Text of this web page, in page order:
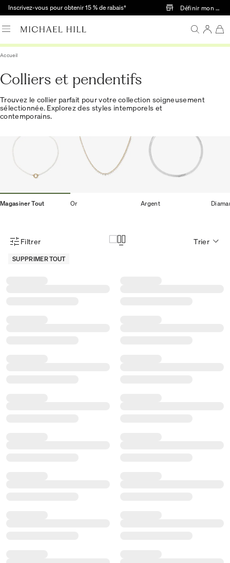
Passer au contenu principal
Inscrivez-vous pour obtenir 15 % de rabais† Définir mon
Accueil
Colliers et pendentifs
Trouvez le collier parfait pour votre collection soigneusement
sélectionnée. Explorez des styles intemporels et
contemporains.
Magasiner Tout Or Argent
Menu des filtres d'articles
Filtrer
SUPPRIMER TOUT
Trier